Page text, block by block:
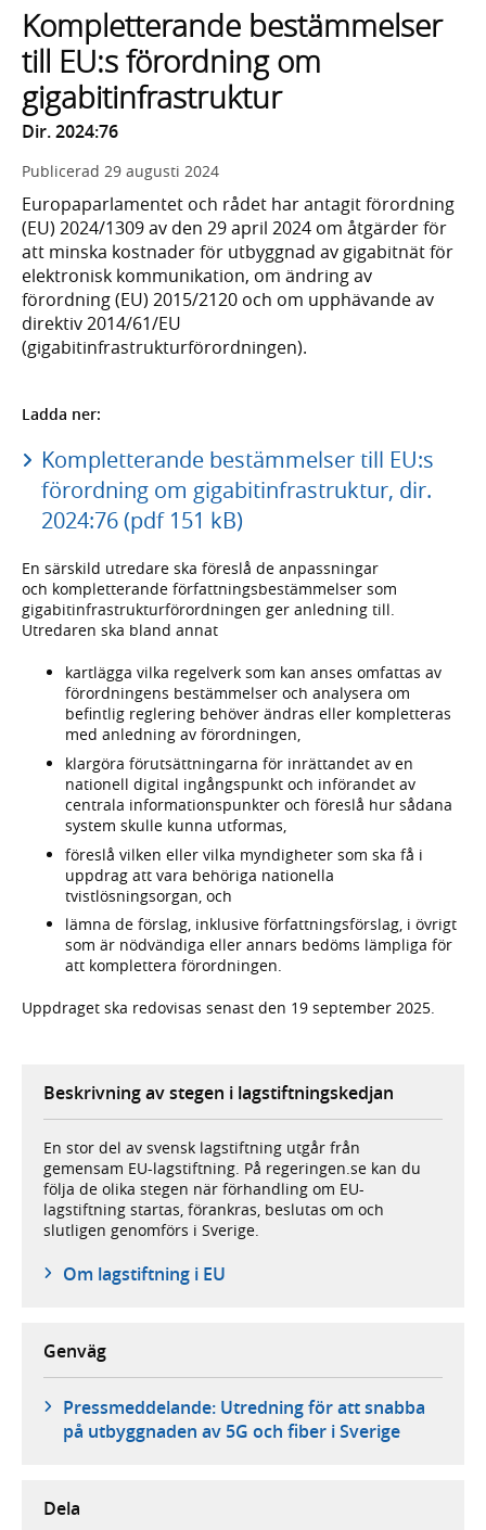
Kompletterande bestämmelser
till EU:s förordning om
gigabitinfrastruktur
Dir. 2024:76
Publicerad 29 augusti 2024
Europaparlamentet och rådet har antagit förordning
(EU) 2024/1309 av den 29 april 2024 om åtgärder för
att minska kostnader för utbyggnad av gigabitnät för
elektronisk kommunikation, om ändring av
förordning (EU) 2015/2120 och om upphävande av
direktiv 2014/61/EU
(gigabitinfrastrukturförordningen).
Ladda ner:
Kompletterande bestämmelser till EU:s
förordning om gigabitinfrastruktur, dir.
2024:76 (pdf 151 kB)
En särskild utredare ska föreslå de anpassningar
och kompletterande författningsbestämmelser som
gigabitinfrastrukturförordningen ger anledning till.
Utredaren ska bland annat
kartlägga vilka regelverk som kan anses omfattas av
förordningens bestämmelser och analysera om
befintlig reglering behöver ändras eller kompletteras
med anledning av förordningen,
klargöra förutsättningarna för inrättandet av en
nationell digital ingångspunkt och införandet av
centrala informationspunkter och föreslå hur sådana
system skulle kunna utformas,
föreslå vilken eller vilka myndigheter som ska få i
uppdrag att vara behöriga nationella
tvistlösningsorgan, och
lämna de förslag, inklusive författningsförslag, i övrigt
som är nödvändiga eller annars bedöms lämpliga för
att komplettera förordningen.
Uppdraget ska redovisas senast den 19 september 2025.
Beskrivning av stegen i lagstiftningskedjan
En stor del av svensk lagstiftning utgår från
gemensam EU-lagstiftning. På regeringen.se kan du
följa de olika stegen när förhandling om EU-
lagstiftning startas, förankras, beslutas om och
slutligen genomförs i Sverige.
Om lagstiftning i EU
Genväg
Pressmeddelande: Utredning för att snabba
på utbyggnaden av 5G och fiber i Sverige
Dela